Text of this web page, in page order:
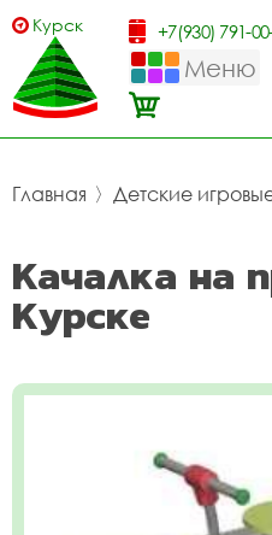
Курск +7(930) 791-
Меню
Главная 〉 Детские
Качалка на
Курске